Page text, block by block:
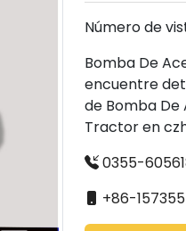
Número de
Bomba De
encuentre
de Bomba De
Tractor en
0355-
+86-